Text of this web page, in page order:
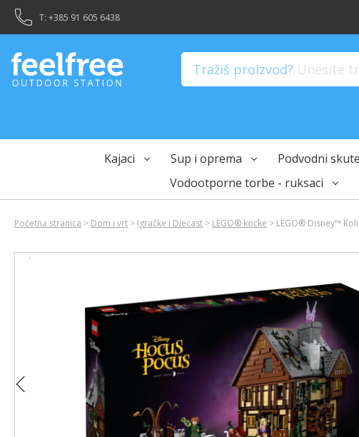
T: +385 91 605 6438
Tražiš proizvod? Unesite
Kajaci Sup i oprema Podvodni
Vodootporne torbe - ruksaci
Početna stranica > Dom i vrt > Igračke i Diecast > LEGO® kocke > LEGO® Disney™